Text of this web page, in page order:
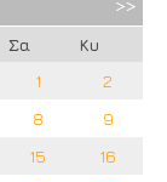
Σα
Κυ
1
2
8
9
15
16